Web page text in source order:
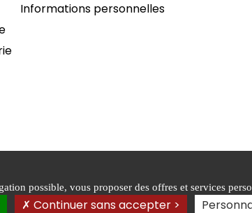
Informations personnelles
de
Conditions générales de
vente
possible, vous proposer des offres et services
Continuer sans accepter >